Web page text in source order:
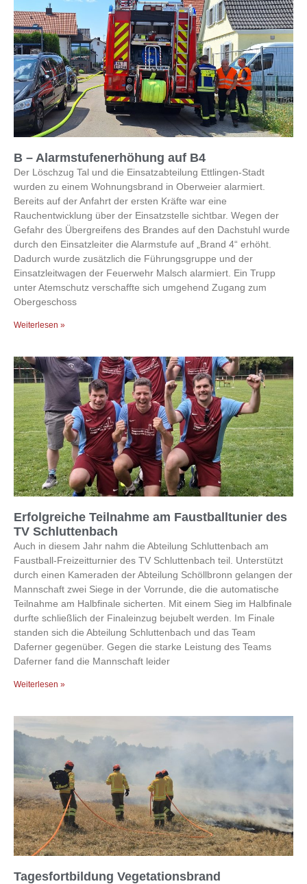
B – Alarmstufenerhöhung auf B4
Der Löschzug Tal und die Einsatzabteilung Ettlingen-Stadt
wurden zu einem Wohnungsbrand in Oberweier alarmiert.
Bereits auf der Anfahrt der ersten Kräfte war eine
Rauchentwicklung über der Einsatzstelle sichtbar. Wegen der
Gefahr des Übergreifens des Brandes auf den Dachstuhl wurde
durch den Einsatzleiter die Alarmstufe auf „Brand 4“ erhöht.
Dadurch wurde zusätzlich die Führungsgruppe und der
Einsatzleitwagen der Feuerwehr Malsch alarmiert. Ein Trupp
unter Atemschutz verschaffte sich umgehend Zugang zum
Obergeschoss
Weiterlesen »
Erfolgreiche Teilnahme am Faustballtunier des
TV Schluttenbach
Auch in diesem Jahr nahm die Abteilung Schluttenbach am
Faustball-Freizeitturnier des TV Schluttenbach teil. Unterstützt
durch einen Kameraden der Abteilung Schöllbronn gelangen der
Mannschaft zwei Siege in der Vorrunde, die die automatische
Teilnahme am Halbfinale sicherten. Mit einem Sieg im Halbfinale
durfte schließlich der Finaleinzug bejubelt werden. Im Finale
standen sich die Abteilung Schluttenbach und das Team
Daferner gegenüber. Gegen die starke Leistung des Teams
Daferner fand die Mannschaft leider
Weiterlesen »
Tagesfortbildung Vegetationsbrand